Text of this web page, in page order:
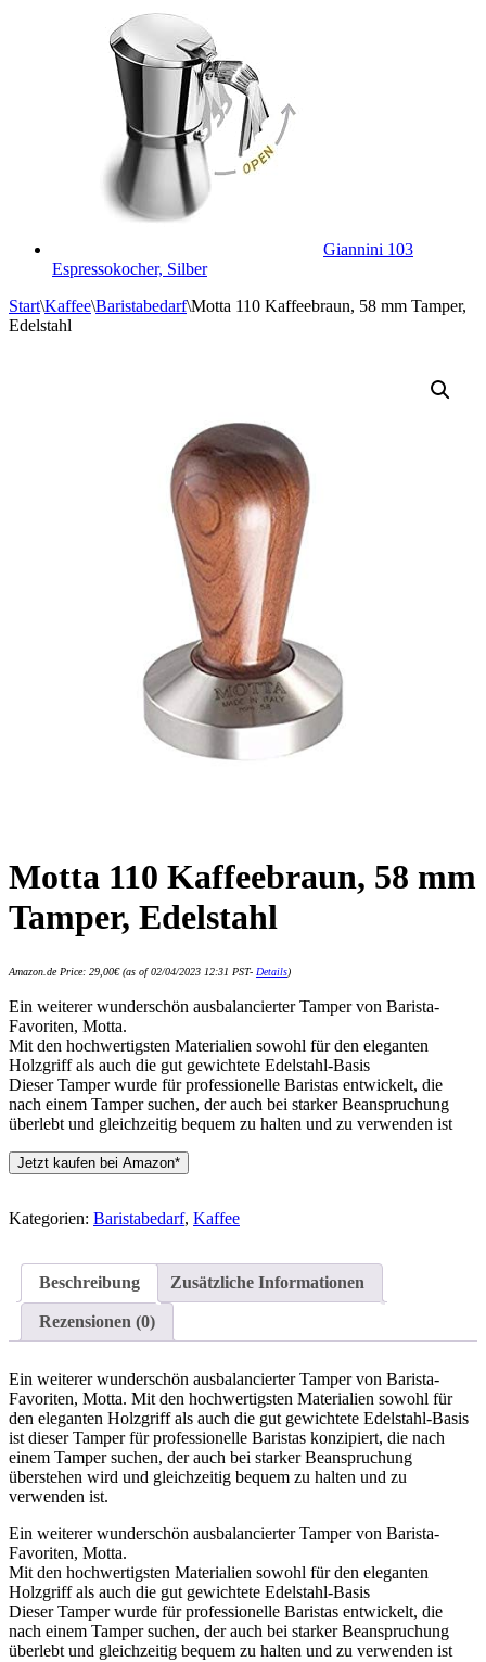
Giannini 103
Espressokocher, Silber
Start\Kaffee\Baristabedarf\Motta 110 Kaffeebraun, 58 mm Tamper,
Edelstahl
Motta 110 Kaffeebraun, 58 mm
Tamper, Edelstahl
Amazon.de Price: 29,00€(as of 02/04/2023 12:31 PST- Details)
Ein weiterer wunderschön ausbalancierter Tamper von Barista-
Favoriten, Motta.
Mit den hochwertigsten Materialien sowohl für den eleganten
Holzgriff als auch die gut gewichtete Edelstahl-Basis
Dieser Tamper wurde für professionelle Baristas entwickelt, die
nach einem Tamper suchen, der auch bei starker Beanspruchung
überlebt und gleichzeitig bequem zu halten und zu verwenden ist
Jetzt kaufen bei Amazon*
Kategorien: Baristabedarf, Kaffee
Beschreibung Zusätzliche Informationen
Rezensionen (0)
Ein weiterer wunderschön ausbalancierter Tamper von Barista-
Favoriten, Motta. Mit den hochwertigsten Materialien sowohl für
den eleganten Holzgriff als auch die gut gewichtete Edelstahl-Basis
ist dieser Tamper für professionelle Baristas konzipiert, die nach
einem Tamper suchen, der auch bei starker Beanspruchung
überstehen wird und gleichzeitig bequem zu halten und zu
verwenden ist.
Ein weiterer wunderschön ausbalancierter Tamper von Barista-
Favoriten, Motta.
Mit den hochwertigsten Materialien sowohl für den eleganten
Holzgriff als auch die gut gewichtete Edelstahl-Basis
Dieser Tamper wurde für professionelle Baristas entwickelt, die
nach einem Tamper suchen, der auch bei starker Beanspruchung
überlebt und gleichzeitig bequem zu halten und zu verwenden ist